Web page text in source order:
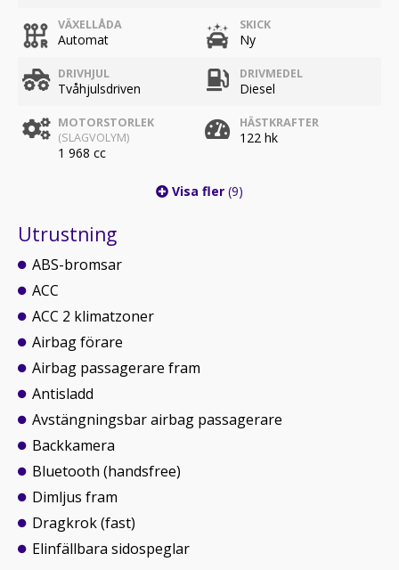
VÄXELLÅDA
Automat
SKICK
Ny
DRIVHJUL
Tvåhjulsdriven
DRIVMEDEL
Diesel
MOTORSTORLEK
(SLAGVOLYM)
1 968 cc
HÄSTKRAFTER
122 hk
Visa fler (9)
Utrustning
ABS-bromsar
ACC
ACC 2 klimatzoner
Airbag förare
Airbag passagerare fram
Antisladd
Avstängningsbar airbag passagerare
Backkamera
Bluetooth (handsfree)
Dimljus fram
Dragkrok (fast)
Elinfällbara sidospeglar